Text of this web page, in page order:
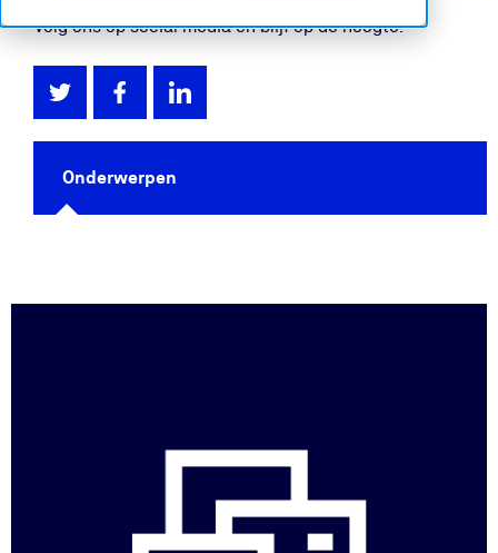
Volg ons op social media en blijf op de hoogte.
Onderwerpen